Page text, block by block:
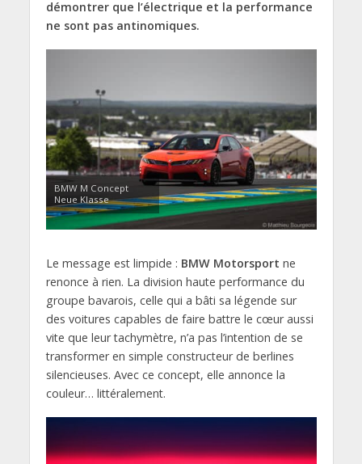
démontrer que l’électrique et la performance
ne sont pas antinomiques.
BMW M Concept
Neue Klasse
Le message est limpide : BMW Motorsport ne
renonce à rien. La division haute performance du
groupe bavarois, celle qui a bâti sa légende sur
des voitures capables de faire battre le cœur aussi
vite que leur tachymètre, n’a pas l’intention de se
transformer en simple constructeur de berlines
silencieuses. Avec ce concept, elle annonce la
couleur… littéralement.